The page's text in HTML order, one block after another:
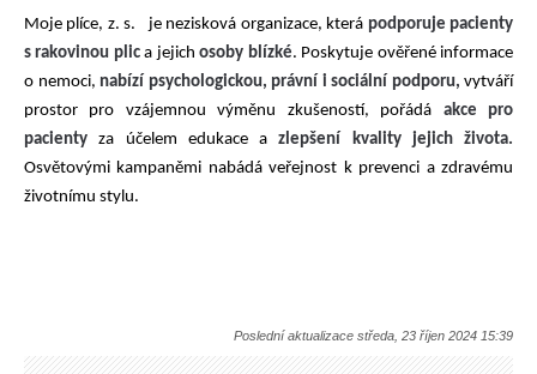
Moje plíce, z. s. je nezisková organizace, která podporuje pacienty
s rakovinou plica jejichosoby blízké. Poskytuje ověřené informace
o nemoci, nabízí psychologickou, právní i sociální podporu, vytváří
prostor pro vzájemnou výměnu zkušeností, pořádá akce pro
pacienty za účelem edukace azlepšení kvality jejich života.
Osvětovými kampaněmi nabádá veřejnost k prevenci a zdravému
životnímu stylu.
Poslední aktualizace středa, 23 říjen 2024 15:39